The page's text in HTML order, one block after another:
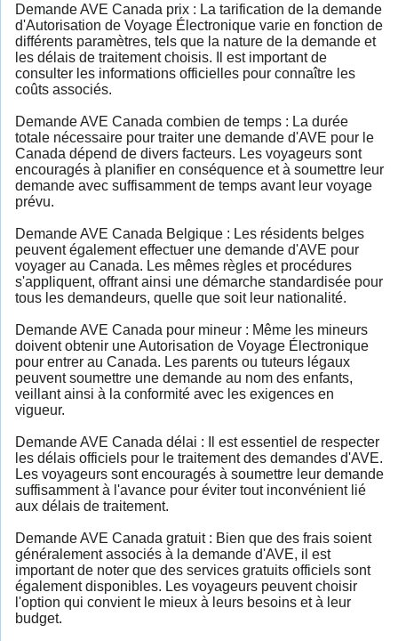
Demande AVE Canada prix : La tarification de la demande
d'Autorisation de Voyage Électronique varie en fonction de
différents paramètres, tels que la nature de la demande et
les délais de traitement choisis. Il est important de
consulter les informations officielles pour connaître les
coûts associés.
Demande AVE Canada combien de temps : La durée
totale nécessaire pour traiter une demande d'AVE pour le
Canada dépend de divers facteurs. Les voyageurs sont
encouragés à planifier en conséquence et à soumettre leur
demande avec suffisamment de temps avant leur voyage
prévu.
Demande AVE Canada Belgique : Les résidents belges
peuvent également effectuer une demande d'AVE pour
voyager au Canada. Les mêmes règles et procédures
s'appliquent, offrant ainsi une démarche standardisée pour
tous les demandeurs, quelle que soit leur nationalité.
Demande AVE Canada pour mineur : Même les mineurs
doivent obtenir une Autorisation de Voyage Électronique
pour entrer au Canada. Les parents ou tuteurs légaux
peuvent soumettre une demande au nom des enfants,
veillant ainsi à la conformité avec les exigences en
vigueur.
Demande AVE Canada délai : Il est essentiel de respecter
les délais officiels pour le traitement des demandes d'AVE.
Les voyageurs sont encouragés à soumettre leur demande
suffisamment à l'avance pour éviter tout inconvénient lié
aux délais de traitement.
Demande AVE Canada gratuit : Bien que des frais soient
généralement associés à la demande d'AVE, il est
important de noter que des services gratuits officiels sont
également disponibles. Les voyageurs peuvent choisir
l'option qui convient le mieux à leurs besoins et à leur
budget.